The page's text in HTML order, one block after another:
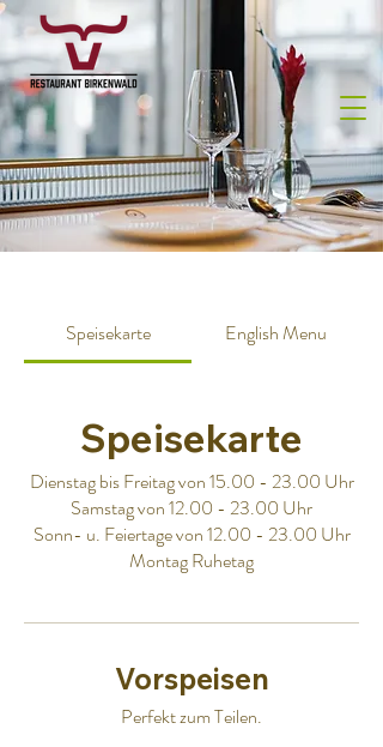
Speisekarte English Menu
Speisekarte
Dienstag bis Freitag von 15.00 - 23.00 Uhr
Samstag von 12.00 - 23.00 Uhr
Sonn- u. Feiertage von 12.00 - 23.00 Uhr
Montag Ruhetag
Vorspeisen
Perfekt zum Teilen.